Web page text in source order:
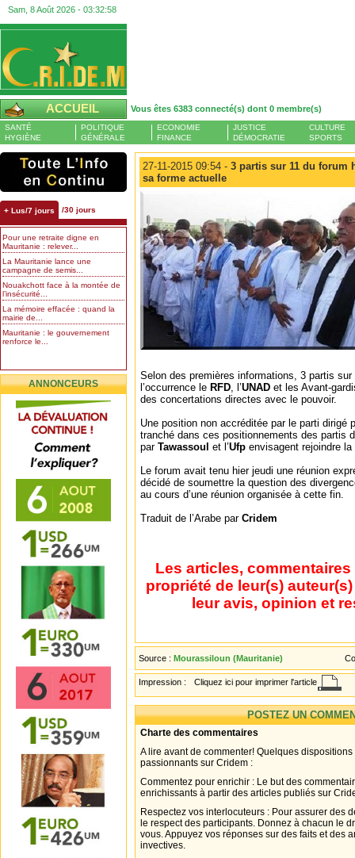
Sam, 8 Août 2026 - 03:32:58
ACCUEIL Vous êtes 6383 connecté(s) dont 0 membre(s)
SANTÉ
HYGIÈNE
POLITIQUE
GÉNÉRALE
ECONOMIE
FINANCE
JUSTICE
DÉMOCRATIE
CULTURE
SPORTS
+ Lus/7 jours /30 jours
Pour une retraite digne en
Mauritanie : relever...
La Mauritanie lance une
campagne de semis...
Nouakchott face à la montée de
l’insécurité...
La mémoire effacée : quand la
mairie de...
Mauritanie : le gouvernement
renforce le...
ANNONCEURS
27-11-2015 09:54 - 3 partis sur 11 du forum
sa forme actuelle
Selon des premières informations, 3 partis
l’occurrence le RFD, l’UNAD et les Avant-
des concertations directes avec le pouvoir.
Une position non accréditée par le parti dirigé
tranché dans ces positionnements des partis
par Tawassoul et l’Ufp envisagent rejoindre
Le forum avait tenu hier jeudi une réunion
décidé de soumettre la question des
au cours d’une réunion organisée à cette fin.
Traduit de l’Arabe par Cridem
Les articles,
propriété de leur(s)
leur avis, opinion et
Source : Mourassiloun (Mauritanie)
Impression : Cliquez ici pour imprimer l'article
POSTEZ UN
Charte des commentaires
A lire avant de commenter! Quelques
passionnants sur Cridem :
Commentez pour enrichir : Le but des
enrichissants à partir des articles publiés sur
Respectez vos interlocuteurs : Pour assurer des
le respect des participants. Donnez à chacun le
vous. Appuyez vos réponses sur des faits et des
invectives.